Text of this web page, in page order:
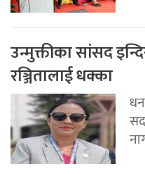
उन्मुक्तीका सांसद
रञ्जितालाई धक्का